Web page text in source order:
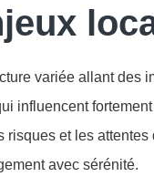
variée allant des
influencent
et les attentes
avec sérénité.